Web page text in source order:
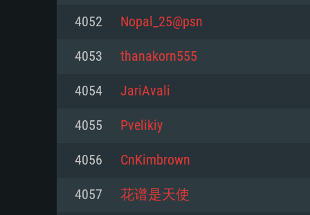
77XX / NVIDIA GeForce GTX
mínima suportada: 720p
Network: Internet de banda
mais recente
Processador: Core i5 2.2GHz
não suportado)
Memória: 6 GB
Placa Gráfica: Intel Iris Pro
mínima suportada: 720p com
do Linux de 64bit
Processador: Dual-Core 2.4 GHz
Memória: 4 GB
Placa Gráfica: NVIDIA 660
recentes (não mais de 6
Vulkan (não mais de 6 meses);
4052 Nopal_25@psn
4053 thanakorn555
4054 JariAvali
4055 Pvelikiy
4056 CnKimbrown
4057 花谱是天使